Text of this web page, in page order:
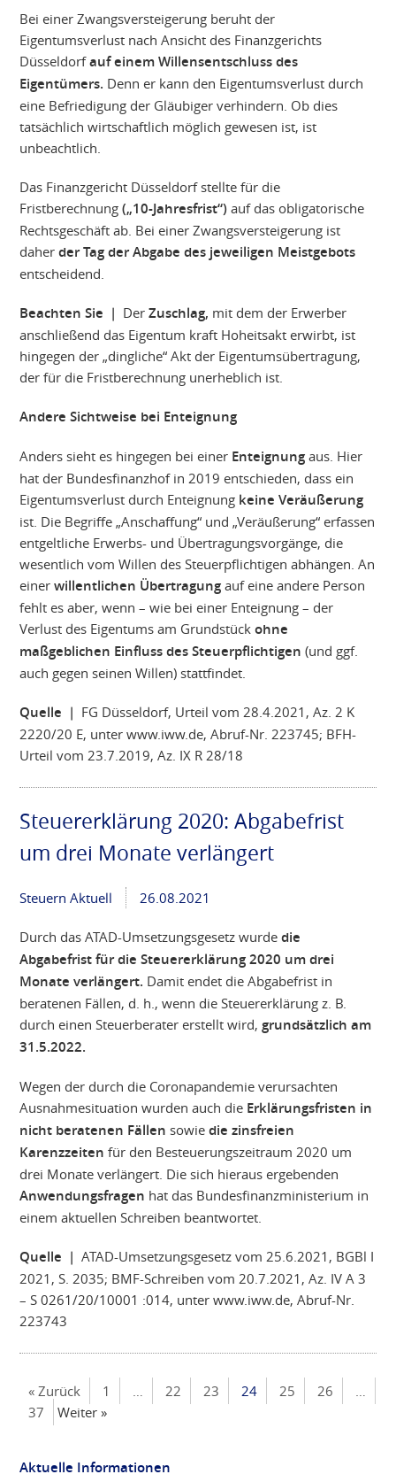
Bei einer Zwangsversteigerung beruht der
Eigentumsverlust nach Ansicht des Finanzgerichts
Düsseldorfauf einem Willensentschluss des
Eigentümers. Denn er kann den Eigentumsverlust durch
eine Befriedigung der Gläubiger verhindern. Ob dies
tatsächlich wirtschaftlich möglich gewesen ist, ist
unbeachtlich.
Das Finanzgericht Düsseldorf stellte für die
Fristberechnung(„10-Jahresfrist“)auf das obligatorische
Rechtsgeschäft ab. Bei einer Zwangsversteigerung ist
daherder Tag der Abgabe des jeweiligen Meistgebots
entscheidend.
Beachten Sie | DerZuschlag, mit dem der Erwerber
anschließend das Eigentum kraft Hoheitsakt erwirbt, ist
hingegen der „dingliche“ Akt der Eigentumsübertragung,
der für die Fristberechnung unerheblich ist.
Andere Sichtweise bei Enteignung
Anders sieht es hingegen bei einer Enteignungaus. Hier
hat der Bundesfinanzhof in 2019 entschieden, dass ein
Eigentumsverlust durch Enteignung keine Veräußerung
ist. Die Begriffe „Anschaffung“ und „Veräußerung“ erfassen
entgeltliche Erwerbs- und Übertragungsvorgänge, die
wesentlich vom Willen des Steuerpflichtigen abhängen. An
einerwillentlichen Übertragung auf eine andere Person
fehlt es aber, wenn – wie bei einer Enteignung – der
Verlust des Eigentums am Grundstück ohne
maßgeblichen Einfluss des Steuerpflichtigen(und ggf.
auch gegen seinen Willen) stattfindet.
Quelle | FG Düsseldorf, Urteil vom 28.4.2021, Az. 2 K
2220/20 E, unter www.iww.de, Abruf-Nr. 223745; BFH-
Urteil vom 23.7.2019, Az. IX R 28/18
Steuererklärung 2020: Abgabefrist
um drei Monate verlängert
Steuern Aktuell 26.08.2021
Durch das ATAD-Umsetzungsgesetz wurdedie
Abgabefrist für die Steuererklärung 2020 um drei
Monate verlängert. Damit endet die Abgabefrist in
beratenen Fällen, d. h., wenn die Steuererklärung z. B.
durch einen Steuerberater erstellt wird,grundsätzlich am
31.5.2022.
Wegen der durch die Coronapandemie verursachten
Ausnahmesituation wurden auch die Erklärungsfristen in
nicht beratenen Fällen sowiedie zinsfreien
Karenzzeiten für den Besteuerungszeitraum 2020 um
drei Monate verlängert. Die sich hieraus ergebenden
Anwendungsfragen hat das Bundesfinanzministerium in
einem aktuellen Schreiben beantwortet.
Quelle | ATAD-Umsetzungsgesetz vom 25.6.2021, BGBl I
2021, S. 2035; BMF-Schreiben vom 20.7.2021, Az. IV A 3
– S 0261/20/10001 :014, unter www.iww.de, Abruf-Nr.
223743
« Zurück 1 … 22 23 24 25 26
…
37
Weiter »
Aktuelle Informationen